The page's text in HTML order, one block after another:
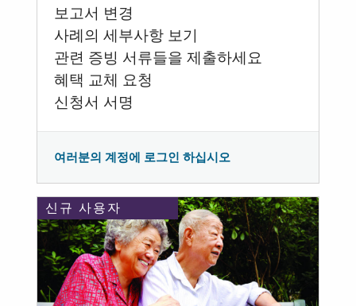
보고서 변경
사례의 세부사항 보기
관련 증빙 서류들을 제출하세요
혜택 교체 요청
신청서 서명
여러분의 계정에 로그인 하십시오
신규 사용자